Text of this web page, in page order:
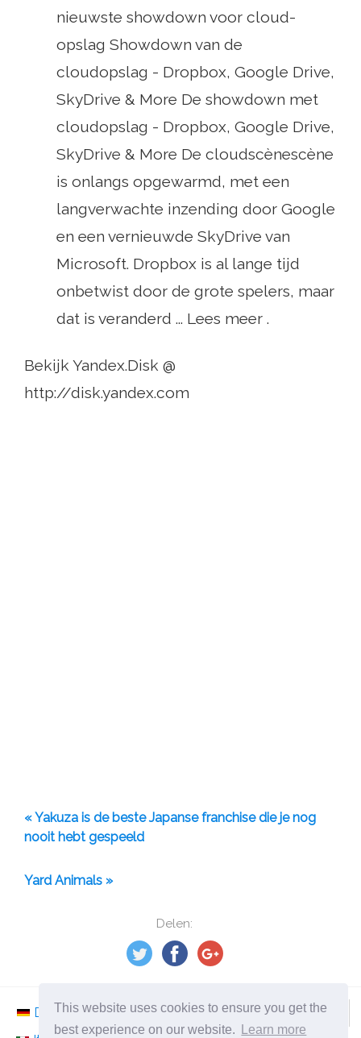
This website uses cookies to ensure you get the
best experience on our website.
Learn more
Delen:
nieuwste showdown voor cloud-
opslag Showdown van de
cloudopslag - Dropbox, Google Drive,
SkyDrive & More De showdown met
cloudopslag - Dropbox, Google Drive,
SkyDrive & More De cloudscènescène
is onlangs opgewarmd, met een
langverwachte inzending door Google
en een vernieuwde SkyDrive van
Microsoft. Dropbox is al lange tijd
onbetwist door de grote spelers, maar
dat is veranderd ... Lees meer .
Bekijk Yandex.Disk @
http://disk.yandex.com
« Yakuza is de beste Japanse franchise die je nog
nooit hebt gespeeld
Yard Animals »
Deutsch Nederlands Svenska
Norsk